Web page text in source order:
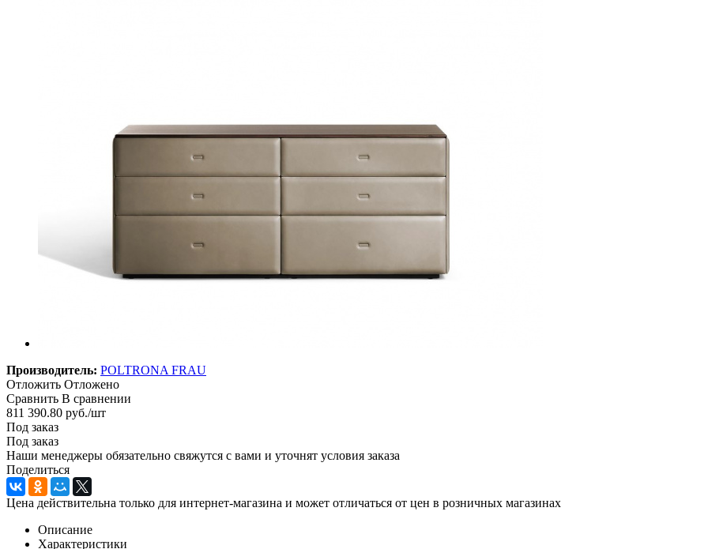
Производитель: POLTRONA FRAU
Отложить Отложено
Сравнить В сравнении
811 390.80 руб./шт
Под заказ
Под заказ
Наши менеджеры обязательно свяжутся с вами и уточнят условия заказа
Поделиться
Цена действительна только для интернет-магазина и может отличаться от цен в розничных магазинах
Описание
Характеристики